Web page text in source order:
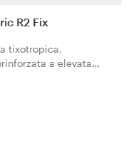
R2 Fix
tixotropica,
a elevata